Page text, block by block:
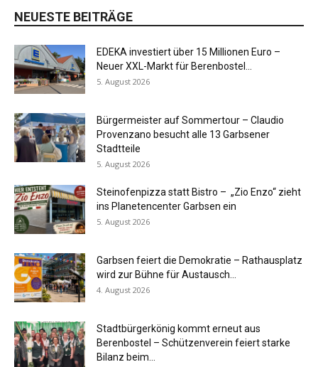
NEUESTE BEITRÄGE
EDEKA investiert über 15 Millionen Euro –
Neuer XXL-Markt für Berenbostel...
5. August 2026
Bürgermeister auf Sommertour – Claudio
Provenzano besucht alle 13 Garbsener
Stadtteile
5. August 2026
Steinofenpizza statt Bistro – „Zio Enzo“ zieht
ins Planetencenter Garbsen ein
5. August 2026
Garbsen feiert die Demokratie – Rathausplatz
wird zur Bühne für Austausch...
4. August 2026
Stadtbürgerkönig kommt erneut aus
Berenbostel – Schützenverein feiert starke
Bilanz beim...